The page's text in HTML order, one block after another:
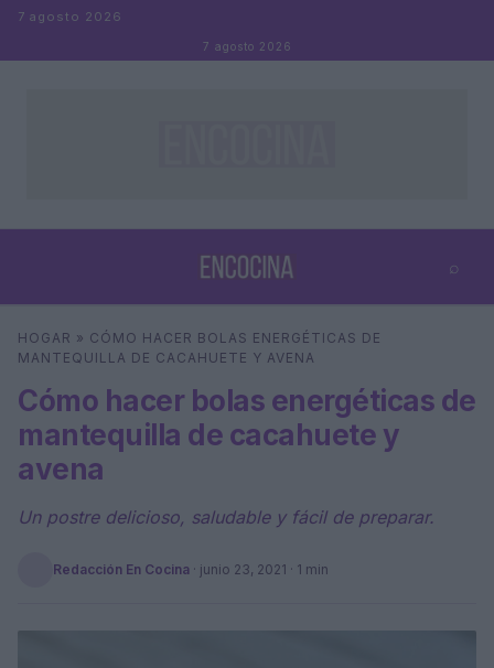
Saltar al contenido
7 agosto 2026
7 agosto 2026
⌕
Buscar
HOGAR » CÓMO HACER BOLAS ENERGÉTICAS DE
MANTEQUILLA DE CACAHUETE Y AVENA
Cómo hacer bolas energéticas de
mantequilla de cacahuete y
avena
Un postre delicioso, saludable y fácil de preparar.
Redacción En Cocina · junio 23, 2021 · 1 min